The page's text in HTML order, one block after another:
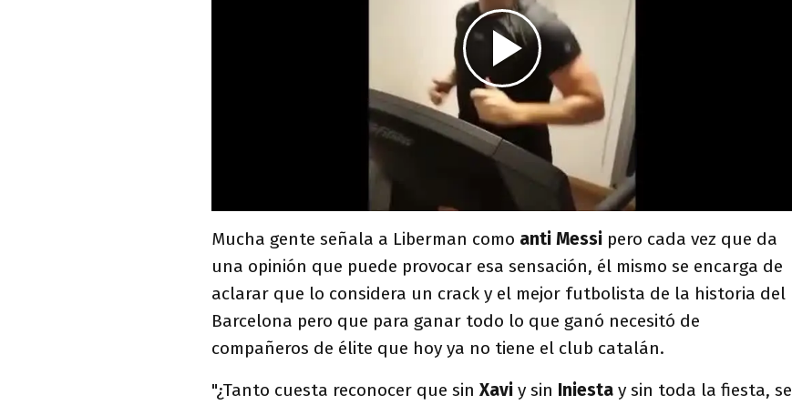
Mucha gente señala a Liberman como anti Messi pero cada vez que da
una opinión que puede provocar esa sensación, él mismo se encarga de
aclarar que lo considera un crack y el mejor futbolista de la historia del
Barcelona pero que para ganar todo lo que ganó necesitó de
compañeros de élite que hoy ya no tiene el club catalán.
"¿Tanto cuesta reconocer que sin Xavi y sin Iniesta y sin toda la fiesta, se